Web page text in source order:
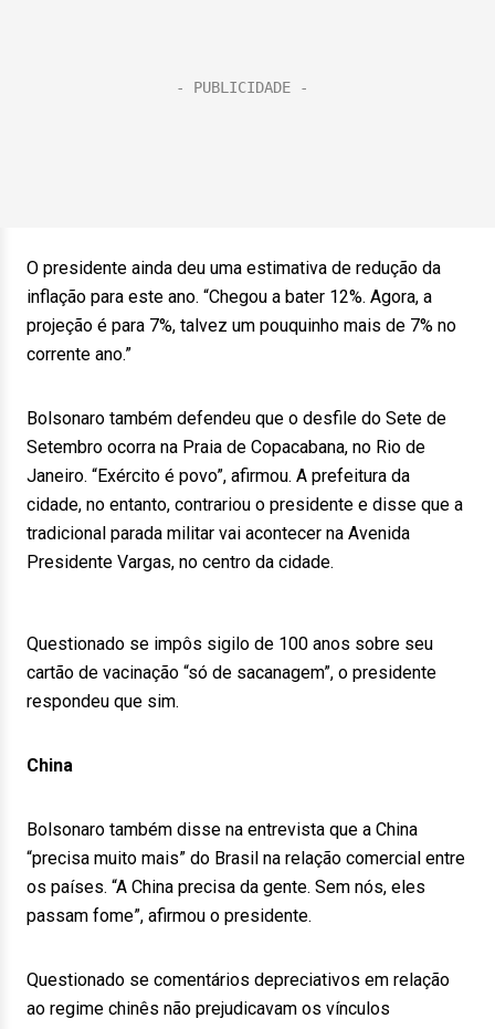
O presidente ainda deu uma estimativa de redução da
inflação para este ano. “Chegou a bater 12%. Agora, a
projeção é para 7%, talvez um pouquinho mais de 7% no
corrente ano.”
Bolsonaro também defendeu que o desfile do Sete de
Setembro ocorra na Praia de Copacabana, no Rio de
Janeiro. “Exército é povo”, afirmou. A prefeitura da
cidade, no entanto, contrariou o presidente e disse que a
tradicional parada militar vai acontecer na Avenida
Presidente Vargas, no centro da cidade.
Questionado se impôs sigilo de 100 anos sobre seu
cartão de vacinação “só de sacanagem”, o presidente
respondeu que sim.
China
Bolsonaro também disse na entrevista que a China
“precisa muito mais” do Brasil na relação comercial entre
os países. “A China precisa da gente. Sem nós, eles
passam fome”, afirmou o presidente.
Questionado se comentários depreciativos em relação
ao regime chinês não prejudicavam os vínculos